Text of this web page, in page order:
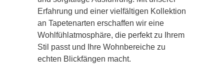
Erfahrung und einer vielfältigen Kollektion
an Tapetenarten erschaffen wir eine
Wohlfühlatmosphäre, die perfekt zu Ihrem
Stil passt und Ihre Wohnbereiche zu
echten Blickfängen macht.